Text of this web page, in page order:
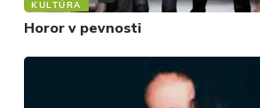
KULTÚRA
Horor v pevnosti